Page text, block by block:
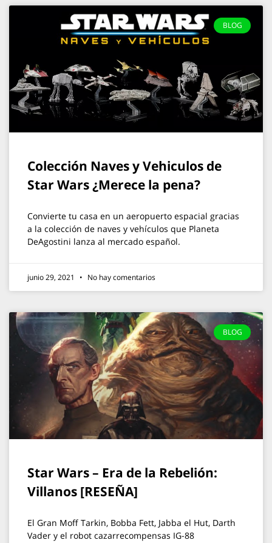
BLOG
Colección Naves y Vehiculos de
Star Wars ¿Merece la pena?
Convierte tu casa en un aeropuerto espacial gracias
a la colección de naves y vehículos que Planeta
DeAgostini lanza al mercado español.
junio 29, 2021 No hay comentarios
BLOG
Star Wars – Era de la Rebelión:
Villanos [RESEÑA]
El Gran Moff Tarkin, Bobba Fett, Jabba el Hut, Darth
Vader y el robot cazarrecompensas IG-88